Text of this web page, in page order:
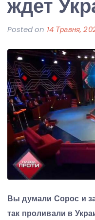
ждет
Posted on 14 Травня,
Вы думали Сорос и
так проливали в